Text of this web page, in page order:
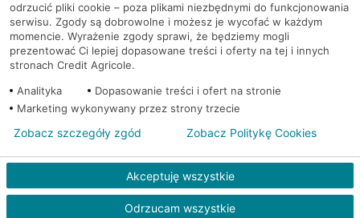
Mapa serwisu
PolitykaCookies
© 2026 Credit Agricole Bank Polska S.A. Wszelkie prawa zastrzeżone
odrzucić pliki cookie – poza plikami niezbędnymi do funkcjonowania
serwisu. Zgody są dobrowolne i możesz je wycofać w każdym
momencie. Wyrażenie zgody sprawi, że będziemy mogli
prezentować Ci lepiej dopasowane treści i oferty na tej i innych
stronach Credit Agricole.
Analityka
Dopasowanie treści i ofert na stronie
Marketing wykonywany przez strony trzecie
Akceptuję wszystkie
Odrzucam wszystkie
Zobacz szczegóły zgód Zobacz Politykę Cookies